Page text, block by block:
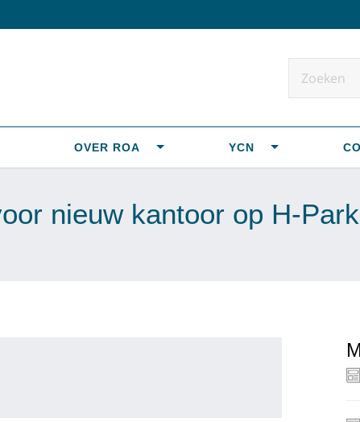
OVER ROA YCN
nieuw kantoor op H-